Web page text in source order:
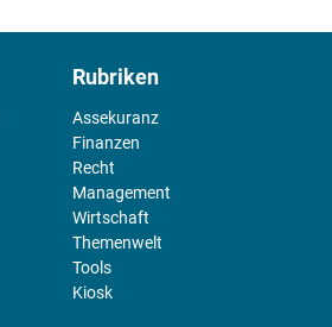
Rubriken
Assekuranz
Finanzen
Recht
Management
Wirtschaft
Themenwelt
Tools
Kiosk